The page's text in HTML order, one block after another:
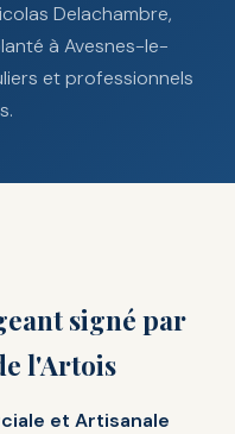
Delachambre,
à Avesnes-le-
et professionnels
signé par
l'Artois
et Artisanale